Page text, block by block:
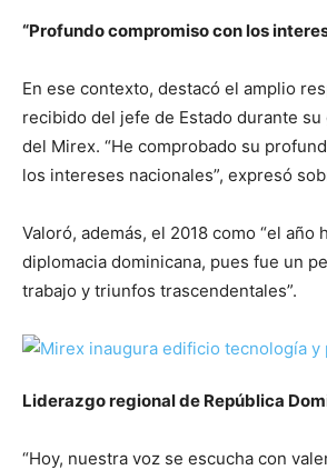
“Profundo compromiso con los
En ese contexto, destacó el amplio
recibido del jefe de Estado durante
del Mirex. “He comprobado su
los intereses nacionales”, expresó
Valoró, además, el 2018 como “el año
diplomacia dominicana, pues fue un
trabajo y triunfos trascendentales”.
Liderazgo regional de República
“Hoy, nuestra voz se escucha con